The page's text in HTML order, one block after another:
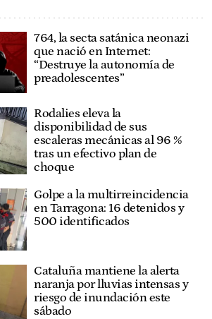
764, la secta satánica neonazi
que nació en Internet:
“Destruye la autonomía de
preadolescentes”
Rodalies eleva la
disponibilidad de sus
escaleras mecánicas al 96 %
tras un efectivo plan de
choque
Golpe a la multirreincidencia
en Tarragona: 16 detenidos y
500 identificados
Cataluña mantiene la alerta
naranja por lluvias intensas y
riesgo de inundación este
sábado